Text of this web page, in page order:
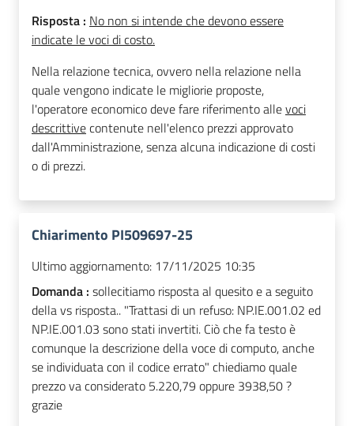
Risposta : No non si intende che devono essere
indicate le voci di costo.
Nella relazione tecnica, ovvero nella relazione nella
quale vengono indicate le migliorie proposte,
l'operatore economico deve fare riferimento allevoci
descrittivecontenute nell'elenco prezzi approvato
dall'Amministrazione, senza alcuna indicazione di costi
o di prezzi.
Chiarimento PI509697-25
Ultimo aggiornamento: 17/11/2025 10:35
Domanda : sollecitiamo risposta al quesito e a seguito
della vs risposta.. "Trattasi di un refuso: NP.IE.001.02 ed
NP.IE.001.03 sono stati invertiti. Ciò che fa testo è
comunque la descrizione della voce di computo, anche
se individuata con il codice errato" chiediamo quale
prezzo va considerato 5.220,79 oppure 3938,50 ?
grazie